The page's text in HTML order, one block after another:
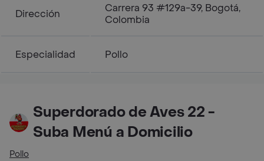
Dirección
Carrera 93 #129a-39, Bogotá,
Colombia
Especialidad Pollo
Superdorado de Aves 22 -
Suba Menú a Domicilio
Pollo